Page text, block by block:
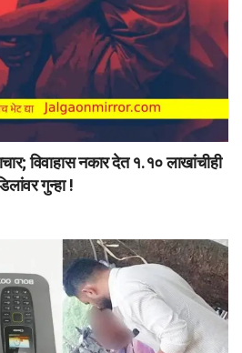
विवाहास नकार देत १.१० लाखांचीही
गुन्हा !